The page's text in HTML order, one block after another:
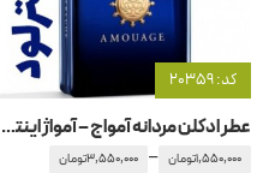
کد: 20359
عطر ادکلن مردانه آمواج – آمواژ اینترلود
1,550,000تومان –
3,550,000تومان